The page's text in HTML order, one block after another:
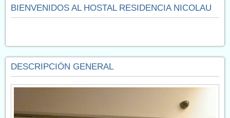
BIENVENIDOS AL HOSTAL RESIDENCIA NICOLAU
DESCRIPCIÓN GENERAL